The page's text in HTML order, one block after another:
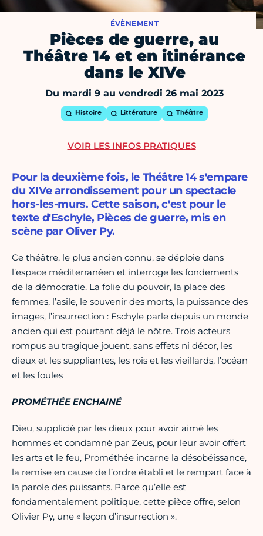
ÉVÈNEMENT
Pièces de guerre, au
Théâtre 14 et en itinérance
dans le XIVe
Du mardi 9 au vendredi 26 mai 2023
Histoire Littérature Théâtre
Pour la deuxième fois, le Théâtre 14 s'empare
du XIVe arrondissement pour un spectacle
hors-les-murs. Cette saison, c'est pour le
texte d'Eschyle, Pièces de guerre, mis en
scène par Oliver Py.
Ce théâtre, le plus ancien connu, se déploie dans
l’espace méditerranéen et interroge les fondements
de la démocratie. La folie du pouvoir, la place des
femmes, l’asile, le souvenir des morts, la puissance des
images, l’insurrection : Eschyle parle depuis un monde
ancien qui est pourtant déjà le nôtre. Trois acteurs
rompus au tragique jouent, sans effets ni décor, les
dieux et les suppliantes, les rois et les vieillards, l’océan
et les foules
PROMÉTHÉE ENCHAINÉ
Dieu, supplicié par les dieux pour avoir aimé les
hommes et condamné par Zeus, pour leur avoir offert
les arts et le feu, Prométhée incarne la désobéissance,
la remise en cause de l’ordre établi et le rempart face à
la parole des puissants. Parce qu’elle est
fondamentalement politique, cette pièce offre, selon
Olivier Py, une « leçon d’insurrection ».
VOIR LES INFOS PRATIQUES